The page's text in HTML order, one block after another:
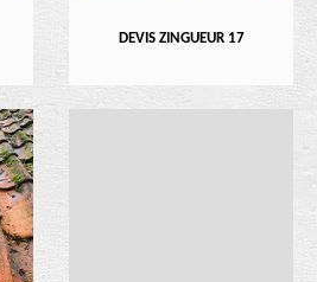
DEVIS ZINGUEUR 17